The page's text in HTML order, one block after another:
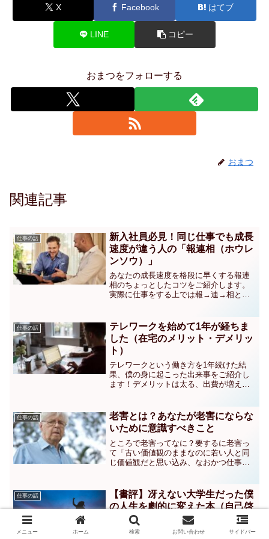
X Facebook はてブ
LINE コピー
おまつをフォローする
おまつ
関連記事
仕事の話
新入社員必見！同じ仕事でも成長
速度が違う人の「報連相（ホウレ
ンソウ）」
あなたの成長速度を格段に早くする報連
相のちょっとしたコツをご紹介します。
実際に仕事をする上では報→連→相とい
談！仕事ができない人・成長速度が遅い
人がやりがちな相談がこんな感じ。
仕事の話
テレワークを始めて1年が経ちま
した（在宅のメリット・デメリッ
ト）
テレワークという働き方を1年続けた結
果、僕の身に起こった出来事をご紹介し
ます！デメリットは太る、出費が増えて
る心配が少ない、ゆっくり寝られて幸
せ、満員電車に乗らなくてよいなど
仕事の話
老害とは？あなたが老害にならな
いために意識すべきこと
ところで老害ってなに？要するに老害っ
て「古い価値観のままなのに若い人と同
じ価値観だと思い込み、なおかつ仕事が
んこれは、意識する、だけでは乗り切る
ことができないと思っています。キング
コングの西野さんもこんなことを書いて
いました。
仕事の話
【書評】冴えない大学生だった僕
の人生を劇的に変えた本（自己啓
「新・自分を磨く方法」〜10年かけても
メニュー ホーム 検索 お問い合わせ サイドバー